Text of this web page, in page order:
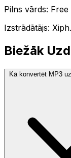
Pilns vārds:
Izstrādātājs:
Biežāk
Kā konvertēt MP3